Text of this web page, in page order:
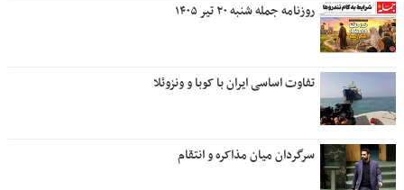
روزنامه جمله شنبه ۲۰ تیر ۱۴۰۵
تفاوت اساسی ایران با کوبا و ونزوئلا
سرگردان میان مذاکره و انتقام